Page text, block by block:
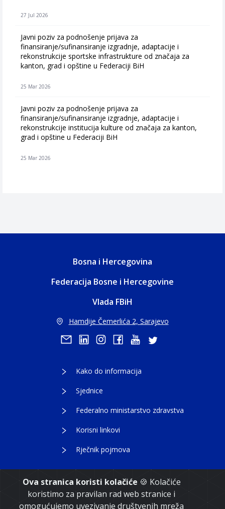
Ova stranica koristi kolačiće 🍪 Kolačiće
koristimo za pravilan rad web stranice i
omogućujemo uvezivanje društvenih mreža
27 Jul 2026
Javni poziv za podnošenje prijava za
finansiranje/sufinansiranje izgradnje, adaptacije i
rekonstrukcije sportske infrastrukture od značaja za
kanton, grad i opštine u Federaciji BiH
25 Mar 2026
Javni poziv za podnošenje prijava za
finansiranje/sufinansiranje izgradnje, adaptacije i
rekonstrukcije institucija kulture od značaja za kanton,
grad i opštine u Federaciji BiH
25 Mar 2026
Bosna i Hercegovina
Federacija Bosne i Hercegovine
Vlada FBiH
Hamdije Čemerlića 2, Sarajevo
Kako do informacija
Sjednice
Federalno ministarstvo zdravstva
Korisni linkovi
Rječnik pojmova
Copyright 2021. Vlada Federacije Bosne i